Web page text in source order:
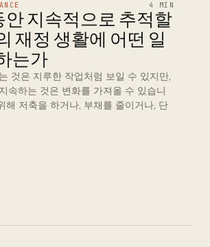
4 MIN
안 지속적으로 추적할
재정 생활에 어떤 일
는가
것은 지루한 작업처럼 보일 수 있지만,
속하는 것은 변화를 가져올 수 있습니
해 저축을 하거나, 부채를 줄이거나, 단